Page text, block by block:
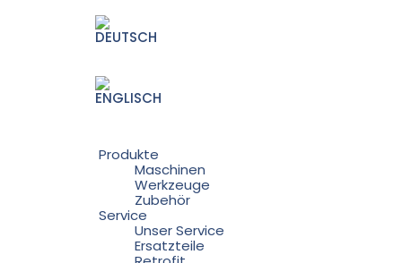
Produkte
Maschinen
Werkzeuge
Zubehör
Service
Unser Service
Ersatzteile